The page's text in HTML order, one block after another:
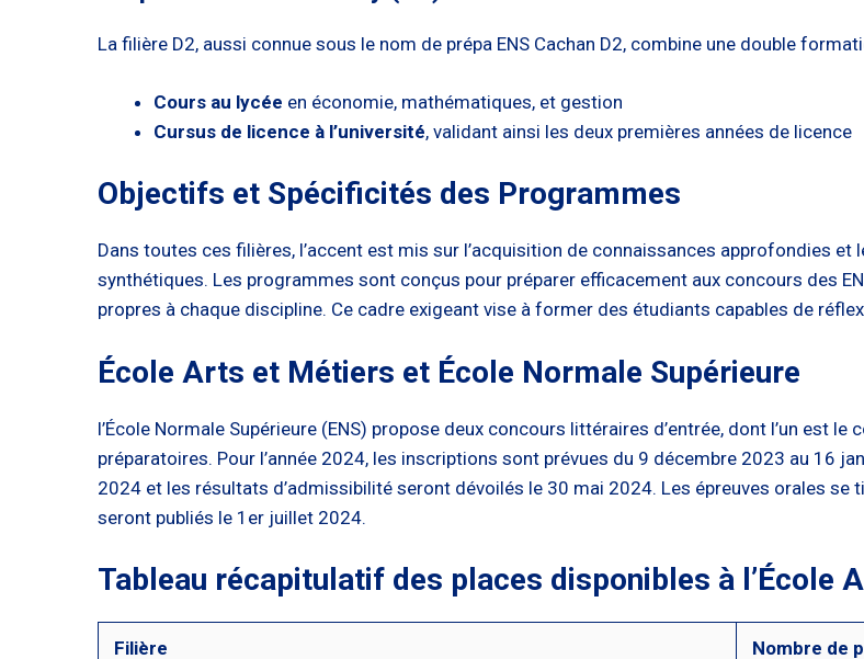
La filière D2, aussi connue sous le nom de prépa ENS Cachan D2, combine une double
Cours au lycée en économie, mathématiques, et gestion
Cursus de licence à l’université, validant ainsi les deux premières années de licence
Objectifs et Spécificités des Programmes
Dans toutes ces filières, l’accent est mis sur l’acquisition de connaissances approfondies
synthétiques. Les programmes sont conçus pour préparer efficacement aux concours des
propres à chaque discipline. Ce cadre exigeant vise à former des étudiants capables de
École Arts et Métiers et École Normale Supérieure
l’École Normale Supérieure (ENS) propose deux concours littéraires d’entrée, dont l’un est
préparatoires. Pour l’année 2024, les inscriptions sont prévues du 9 décembre 2023 au 16
2024 et les résultats d’admissibilité seront dévoilés le 30 mai 2024. Les épreuves orales
seront publiés le 1er juillet 2024.
Tableau récapitulatif des places disponibles à l’École
Filière Nombre de